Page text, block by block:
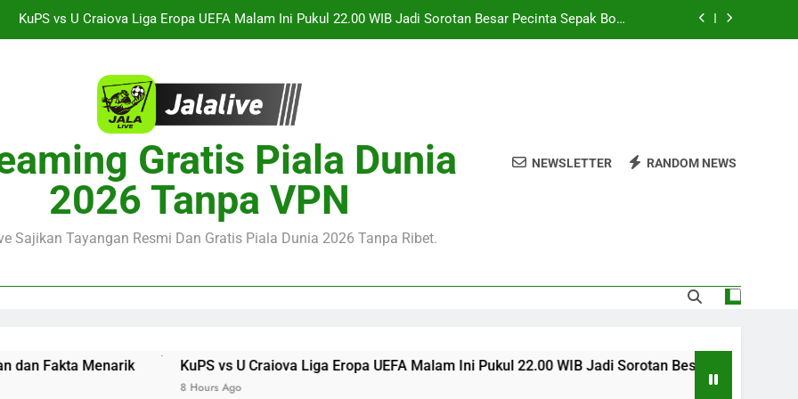
KuPS vs U Craiova Liga Eropa UEFA Malam Ini Pukul 22.00 WIB Jadi Sorotan Besar Pecinta Sepak Bola
Eropa di Jalalive
Derby AC Milan vs Inter Milan Club Friendly Sore Ini Pukul 18.00 WIB Tersedia Melalui Streaming Jalalive
Jalalive Streaming Monaco vs Getafe Club Friendly Dini Hari Ini Pukul 01.00 WIB Lengkap dengan Preview
KuPS vs U Craiova Liga Eropa UEFA Malam Ini Pukul 22.00 WIB Jadi Sorotan Besar Pecinta Sepak Bola
Jalalive Streaming Arsenal vs Real Betis Club Friendly Dini Hari Ini Pukul 01.30 WIB – Nikmati Aksi
Derby AC Milan vs Inter Milan Club Friendly Sore Ini Pukul 18.00 WIB Tersedia Melalui Streaming Jalalive
Gratis Piala Dunia
2026 Tanpa VPN
Sajikan Tayangan Resmi Dan Gratis Piala Dunia 2026 Tanpa Ribet.
NEWSLETTER RANDOM NEWS
Menarik KuPS vs U Craiova Liga Eropa UEFA Malam Ini Pukul 22.00 WIB Jadi Sorotan Besar Pecinta Sepak Bola
8 Hours Ago